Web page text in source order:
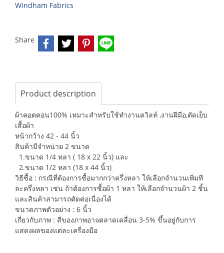
Windham Fabrics
Share
Product description
ผ้าคอตตอน100% เหมาะสำหรับใช้ทำงานควิลท์ ,งานฝีมือ,ตัดเย็บ
เสื้อผ้า
หน้ากว้าง 42 - 44 นิ้ว
สินค้ามีจำหน่าย 2 ขนาด
1.ขนาด 1/4 หลา ( 18 x 22 นิ้ว) และ
2.ขนาด 1/2 หลา (18 x 44 นิ้ว)
วิธีซื้อ : กรณีที่ต้องการซื้อมากกว่าครึ่งหลา ให้เลือกจำนวนเพิ่มที
ละครึ่งหลา เช่น ถ้าต้องการซื้อผ้า 1 หลา ให้เลือกจำนวนผ้า 2 ชิ้น
และสินค้าสามารถตัดต่อเนื่องได้
ขนาดภาพตัวอย่าง : 6 นิ้ว
เกี่ยวกับภาพ : สีของภาพอาจตลาดเคลื่อน 3-5% ขึ้นอยู่กับการ
แสดงผลของแต่ละเครื่องมือ